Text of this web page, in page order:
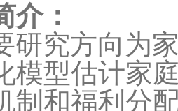
介：
研究方向为
模型估计家
制和福利分